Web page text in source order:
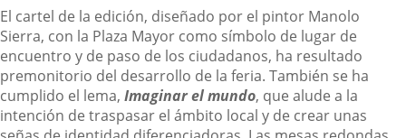
El cartel de la edición, diseñado por el pintor Manolo
Sierra, con la Plaza Mayor como símbolo de lugar de
encuentro y de paso de los ciudadanos, ha resultado
premonitorio del desarrollo de la feria. También se ha
cumplido el lema, Imaginar el mundo, que alude a la
intención de traspasar el ámbito local y de crear unas